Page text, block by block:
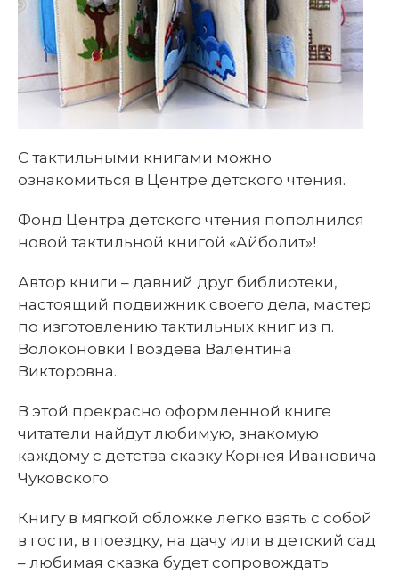
С тактильными книгами можно
ознакомиться в Центре детского чтения.
Фонд Центра детского чтения пополнился
новой тактильной книгой «Айболит»!
Автор книги – давний друг библиотеки,
настоящий подвижник своего дела, мастер
по изготовлению тактильных книг из п.
Волоконовки Гвоздева Валентина
Викторовна.
В этой прекрасно оформленной книге
читатели найдут любимую, знакомую
каждому с детства сказку Корнея Ивановича
Чуковского.
Книгу в мягкой обложке легко взять с собой
в гости, в поездку, на дачу или в детский сад
– любимая сказка будет сопровождать